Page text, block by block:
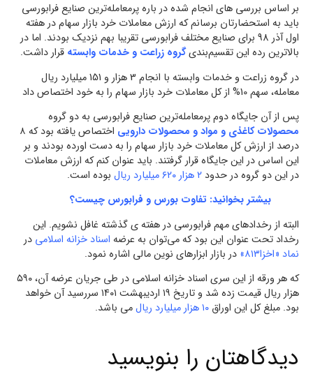
بر اساس بررسی های انجام شده در باره پرمعامله‌ترین صنایع فرابورسی
باید به استحضارتان برسانم که ارزش معاملات خرد بازار سهام در هفته
اول آذر 98 برای صنایع مختلف فرابورسی تقریبا بهم نزدیک بودند. اما در
بالاترین رده این تقسیم‌بندیگروه زراعت و خدمات وابسته قرار داشت.
در گروه زراعت و خدمات وابسته با انجام 3 هزار و 151 میلیارد ریال
معامله، سهم 10% از کل معاملات خرد بازار سهام را به خود اختصاص داد
پس از آن جایگاه دوم پرمعامله‌ترین صنایع فرابورسی به دو گروه
محصولات کاغذی و مواد و محصولات دارویی
اختصاص یافته بود که ۸
درصد از ارزش کل معاملات خرد بازار سهام را به دست اورده بودند و بر
این اساس در این جایگاه قرار گرفتند. باید عنوان کنم که ارزش معاملات
در این دو گروه در حدود
بوده است.
بیشتر بخوانید: تفاوت بورس و فرابورس چیست؟
البته از رخدادهای مهم فرابورسی در هفته‌ ی گذشته غافل نشویم. این
رخداد تحت عنوان این بود که می‌توان به عرضه اسناد خزانه اسلامی در
نماد «اخزا۸۱۳»
در بازار ابزارهای نوین مالی اشاره نمود.
که هر ورقه از این سری اسناد خزانه اسلامی در طی جریان عرضه آن، ۵۹۰
هزار ریال قیمت زده شد و تاریخ ۱۹ اردیبهشت ۱۴۰۱ سررسید آن خواهد
بود. مبلغ کل این اوراق ۱۰ هزار میلیارد ریال می باشد.
دیدگاهتان را بنویسید